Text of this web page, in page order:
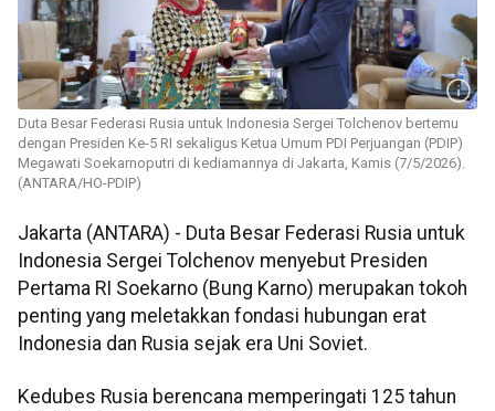
Duta Besar Federasi Rusia untuk Indonesia Sergei Tolchenov bertemu
dengan Presiden Ke-5 RI sekaligus Ketua Umum PDI Perjuangan (PDIP)
Megawati Soekarnoputri di kediamannya di Jakarta, Kamis (7/5/2026).
(ANTARA/HO-PDIP)
Jakarta (ANTARA) - Duta Besar Federasi Rusia untuk
Indonesia Sergei Tolchenov menyebut Presiden
Pertama RI Soekarno (Bung Karno) merupakan tokoh
penting yang meletakkan fondasi hubungan erat
Indonesia dan Rusia sejak era Uni Soviet.
Kedubes Rusia berencana memperingati 125 tahun